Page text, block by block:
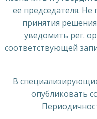
ее председателя.
принятия
уведомить рег.
соответствующей
В
опубликовать